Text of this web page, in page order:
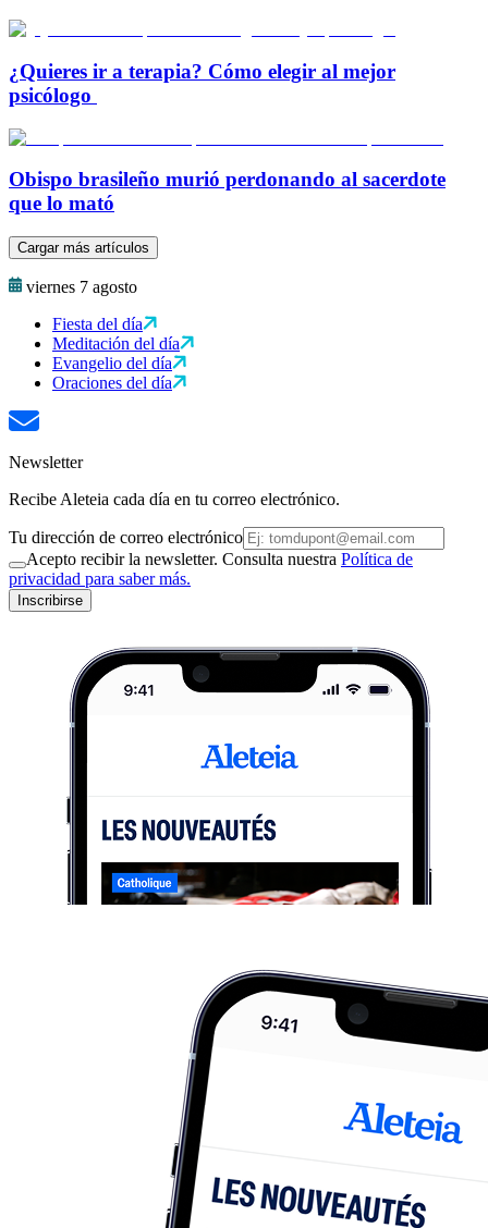
¿Quieres ir a terapia? Cómo elegir al mejor
psicólogo
Obispo brasileño murió perdonando al sacerdote
que lo mató
Cargar más artículos
viernes 7 agosto
Fiesta del día
Meditación del día
Evangelio del día
Oraciones del día
Newsletter
Recibe Aleteia cada día en tu correo electrónico.
Tu dirección de correo electrónico
Acepto recibir la newsletter. Consulta nuestra Política de
privacidad para saber más.
Inscribirse